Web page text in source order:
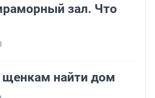
зал. Что
щенкам найти дом